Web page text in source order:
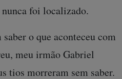
foi localizado.
o que aconteceu com
meu irmão Gabriel
tios morreram sem saber.